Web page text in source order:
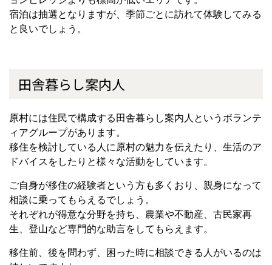
宿泊は抽選となりますが、季節ごとに訪れて体験してみる
と良いでしょう。
田舎暮らし案内人
原村には住民で構成する田舎暮らし案内人というボランテ
ィアグループがあります。
移住を検討している人に原村の魅力を伝えたり、生活のア
ドバイスをしたりと様々な活動をしています。
ご自身が移住の経験者という方も多くおり、親身になって
相談に乗ってもらえるでしょう。
それぞれが得意な分野を持ち、農業や不動産、古民家再
生、登山など専門的な助言をしてもらえます。
移住前、後を問わず、困った時に相談できる人がいるのは